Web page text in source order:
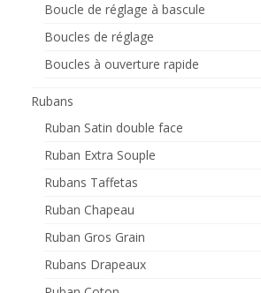
Boucle de réglage à bascule
Boucles de réglage
Boucles à ouverture rapide
Rubans
Ruban Satin double face
Ruban Extra Souple
Rubans Taffetas
Ruban Chapeau
Ruban Gros Grain
Rubans Drapeaux